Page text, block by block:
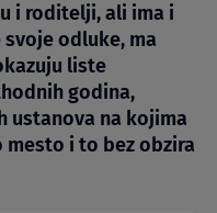
i roditelji, ali ima i
odluke, ma
liste
godina,
ustanova na kojima
i to bez obzira